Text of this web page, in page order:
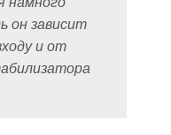
он зависит
и от